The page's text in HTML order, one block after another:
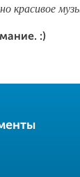
красивое
:)